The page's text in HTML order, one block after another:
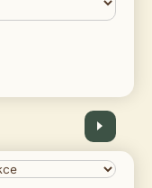
Další